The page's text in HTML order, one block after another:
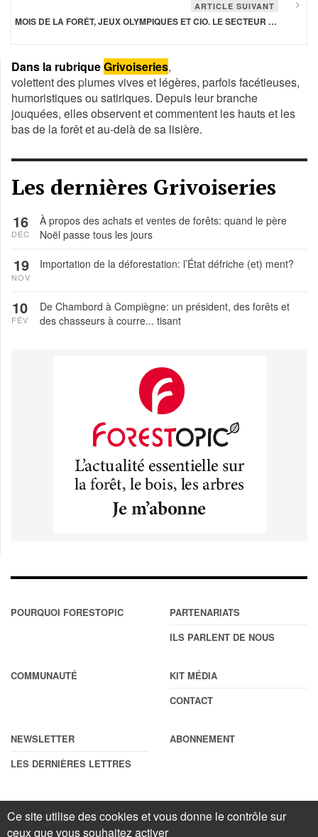
ARTICLE SUIVANT
MOIS DE LA FORÊT, JEUX OLYMPIQUES ET CIO. LE SECTEUR FORÊT-BOIS EN EST «MOI»
Dans la rubriqueGrivoiseries,
volettent des plumes vives et légères, parfois facétieuses,
humoristiques ou satiriques. Depuis leur branche
jouquées, elles observent et commentent les hauts et les
bas de la forêt et au-delà de sa lisière.
Les dernières Grivoiseries
À propos des achats et ventes de forêts: quand le père
Noël passe tous les jours
16
DÉC
Importation de la déforestation: l’État défriche (et) ment?
19
NOV
De Chambord à Compiègne: un président, des forêts et
des chasseurs à courre... tisant
10
FÉV
POURQUOI FORESTOPIC
PARTENARIATS
ILS PARLENT DE NOUS
COMMUNAUTÉ
KIT MÉDIA
CONTACT
NEWSLETTER
LES DERNIÈRES LETTRES
ABONNEMENT
© ForestopicMentions légales. Reproduction interdite sans autorisation
écrite préalable.Gestionnaire de cookies
Ce site utilise des cookies et vous donne le contrôle sur
ceux que vous souhaitez activer